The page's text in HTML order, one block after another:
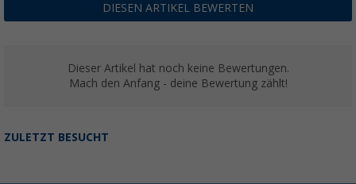
DIESEN ARTIKEL BEWERTEN
Dieser Artikel hat noch keine Bewertungen.
Mach den Anfang - deine Bewertung zählt!
ZULETZT BESUCHT